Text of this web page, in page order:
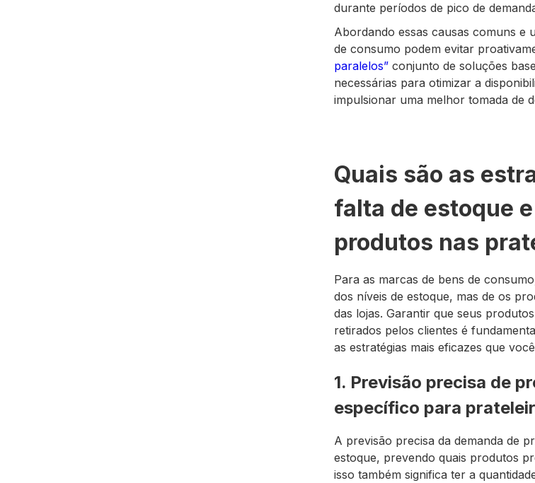
durante períodos de pico de
Abordando essas causas comuns e
de consumo podem evitar
paralelos” conjunto de soluções
necessárias para otimizar a
impulsionar uma melhor tomada de
Quais são as
falta de estoque
produtos nas
Para as marcas de bens de
dos níveis de estoque, mas de os
das lojas. Garantir que seus
retirados pelos clientes é
as estratégias mais eficazes que
1. Previsão precisa de
específico para
A previsão precisa da demanda de
estoque, prevendo quais produtos
isso também significa ter a